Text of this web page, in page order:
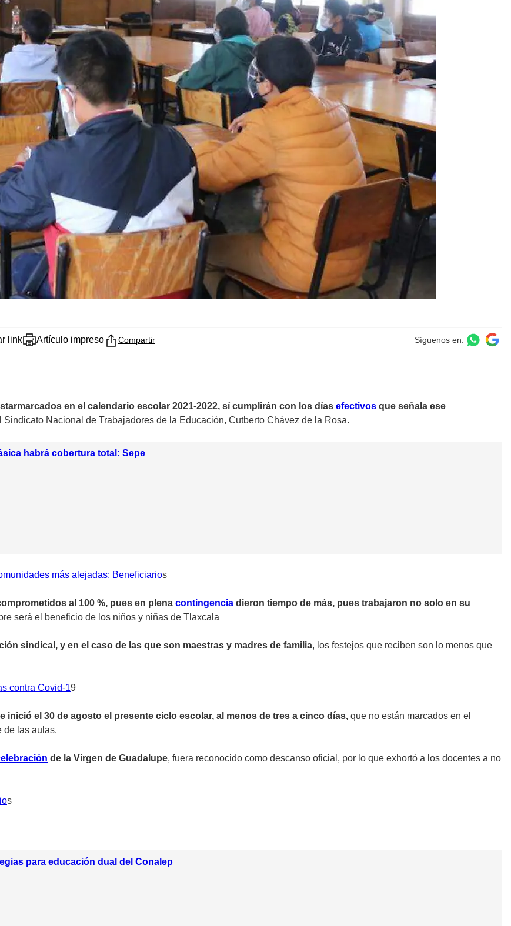
link Artículo impreso Compartir Síguenos en:
en el calendario escolar 2021-2022, sí cumplirán con los días efectivos que señala ese
Nacional de Trabajadores de la Educación, Cutberto Chávez de la Rosa.
habrá cobertura total: Sepe
más alejadas: Beneficiarios
al 100 %, pues en plena contingencia dieron tiempo de más, pues trabajaron no solo en su
será el beneficio de los niños y niñas de Tlaxcala
sindical, y en el caso de las que son maestras y madres de familia, los festejos que reciben son lo menos que
contra Covid-19
inició el 30 de agosto el presente ciclo escolar, al menos de tres a cinco días, que no están marcados en el
de las aulas.
de la Virgen de Guadalupe, fuera reconocido como descanso oficial, por lo que exhortó a los docentes a no
s
para educación dual del Conalep